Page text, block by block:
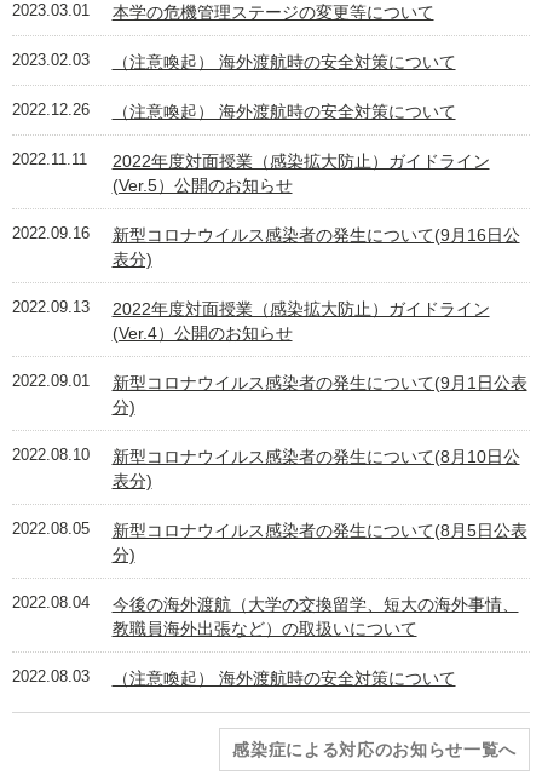
2023.03.01 本学の危機管理ステージの変更等について
2023.02.03 （注意喚起） 海外渡航時の安全対策について
2022.12.26 （注意喚起） 海外渡航時の安全対策について
2022.11.11
2022年度対面授業（感染拡大防止）ガイドライン
(Ver.5）公開のお知らせ
2022.09.16
新型コロナウイルス感染者の発生について(9月16日公
表分)
2022.09.13
2022年度対面授業（感染拡大防止）ガイドライン
(Ver.4）公開のお知らせ
2022.09.01
新型コロナウイルス感染者の発生について(9月1日公表
分)
2022.08.10
新型コロナウイルス感染者の発生について(8月10日公
表分)
2022.08.05
新型コロナウイルス感染者の発生について(8月5日公表
分)
2022.08.04
今後の海外渡航（大学の交換留学、短大の海外事情、
教職員海外出張など）の取扱いについて
2022.08.03 （注意喚起） 海外渡航時の安全対策について
感染症による対応のお知らせ一覧へ